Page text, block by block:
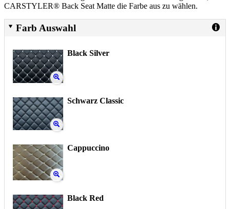
CARSTYLER® Back Seat Matte die Farbe aus zu wählen.
Farb Auswahl
Black Silver
Schwarz Classic
Cappuccino
Black Red